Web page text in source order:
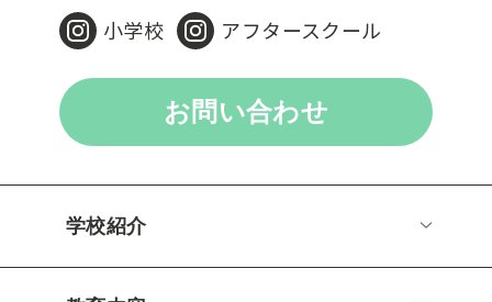
小学校 アフタースクール
お問い合わせ
学校紹介